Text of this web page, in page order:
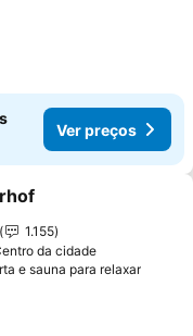
Ver preços
aos favoritos
1.155
da cidade
e sauna para relaxar